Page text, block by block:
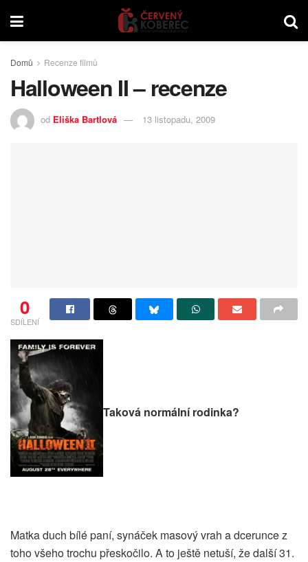
Domů Recenze filmů
Halloween II – recenze
od Eliška Bartlová 13 listopadu, 2009
0
SDÍLENÍ
Taková normální rodinka?
Matka duch bílé paní, synáček masový vrah a dcerunce z
toho všeho trochu přeskočilo. A to ještě netuší, že další 31.